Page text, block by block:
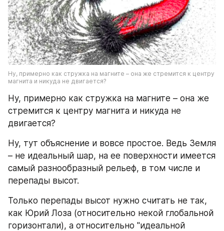
Ну, примерно как стружка на магните – она же стремится к центру
магнита и никуда не двигается?
Ну, примерно как стружка на магните – она же
стремится к центру магнита и никуда не
двигается?
Ну, тут объяснение и вовсе простое. Ведь Земля
– не идеальный шар, на ее поверхности имеется
самый разнообразный рельеф, в том числе и
перепады высот.
Только перепады высот нужно считать не так,
как Юрий Лоза (относительно некой глобальной
горизонтали), а относительно "идеальной